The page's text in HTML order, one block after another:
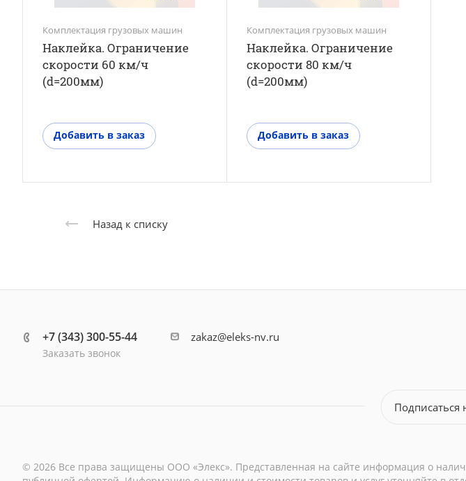
Комплектация грузовых машин
Наклейка. Ограничение
скорости 60 км/ч
(d=200мм)
Добавить в заказ
Комплектация грузовых машин
Наклейка. Ограничение
скорости 80 км/ч
(d=200мм)
Добавить в заказ
Назад к списку
+7 (343) 300-55-44
Заказать звонок
zakaz@eleks-nv.ru
© 2026 Все права защищены ООО «Элекс». Представленная на сайте информация о
Подписаться